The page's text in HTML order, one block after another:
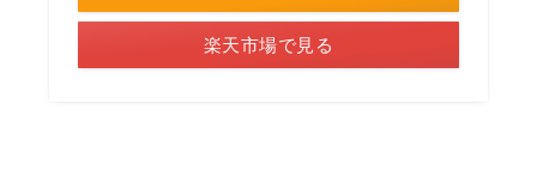
楽天市場で見る